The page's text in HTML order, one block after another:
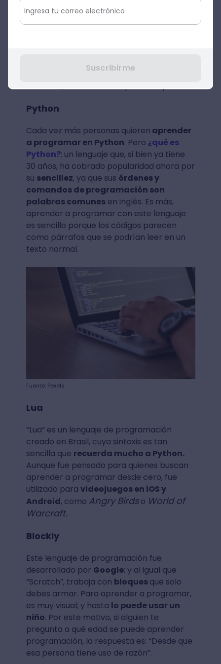
Las órdenes de programación no se dan
mediante códigos, sino porbloques, los
sabes por dónde empezar a aprender a
programar y el lenguaje de programación
Python
Cada vez más personas quieren aprender
a programar en Python. Pero ¿qué es
Python?: un lenguaje que, si bien ya tiene
30 años, ha cobrado popularidad ahora por
su sencillez, ya que sus órdenes y
comandos de programación son
palabras comunesen inglés. Es más,
aprender a programar con este lenguaje
es sencillo porque los códigos parecen
como párrafos que se podrían leer en un
texto normal.
Fuente: Pexels
Lua
“Lua” es un lenguaje de programación
creado en Brasil, cuya sintaxis es tan
sencilla que recuerda mucho a Python.
Aunque fue pensado para quienes buscan
aprender a programar desde cero, fue
utilizado para videojuegos en iOS y
Android, como Angry Birdso World of
Warcraft.
Blockly
Este lenguaje de programación fue
desarrollado por Google; y al igual que
“Scratch”, trabaja con bloquesque solo
debes armar. Para aprender a programar,
es muy visual; y hasta lo puede usar un
niño. Por este motivo, si alguien te
pregunta a qué edad se puede aprender
programación, la respuesta es: “Desde que
esa persona tiene uso de razón”.
Suscribirme